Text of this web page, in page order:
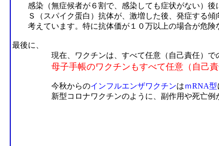
感染（無症候者が６割で、感染しても症状がない）後
Ｓ（スパイク蛋白）抗体が、激増した後、発症する傾
考えています。特に抗体価が１０万以上の場合が危険
最後に、
現在、ワクチンは、すべて任意（自己責任）で
母子手帳のワクチンもすべて任意（自己
今秋からのインフルエンザワクチンはｍRNA型
新型コロナワクチンのように、副作用や死亡例が